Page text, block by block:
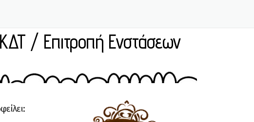
ΚΔΤ / Επιτροπή Ενστάσεων
bowl"